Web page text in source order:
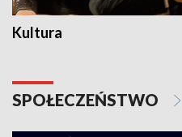
Kultura
SPOŁECZEŃSTWO